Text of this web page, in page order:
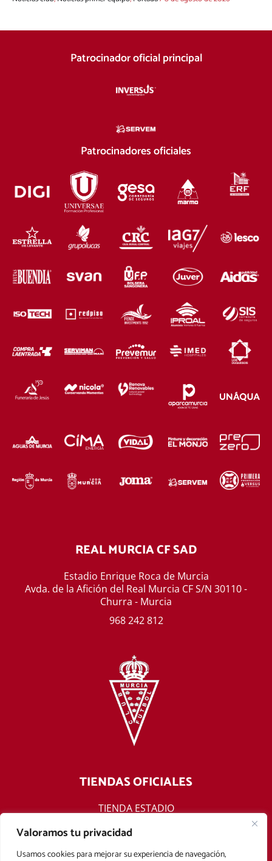
Valoramos tu privacidad
Usamos cookies para mejorar su experiencia de navegación,
Patrocinador oficial principal
Patrocinadores oficiales
REAL MURCIA CF SAD
Estadio Enrique Roca de Murcia
Avda. de la Afición del Real Murcia CF S/N 30110 -
Churra - Murcia
968 242 812
TIENDAS OFICIALES
TIENDA ESTADIO
TIENDA ONLINE
F T Y I